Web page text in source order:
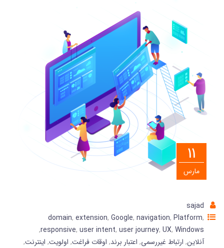
11
مارس
sajad
domain, extension, Google, navigation, Platform,
responsive, user intent, user journey, UX, Windows
,
آنلاین, ارتباط غیررسمی, اعتبار برند, اوقات فراغت, اولویت, اینترنت,